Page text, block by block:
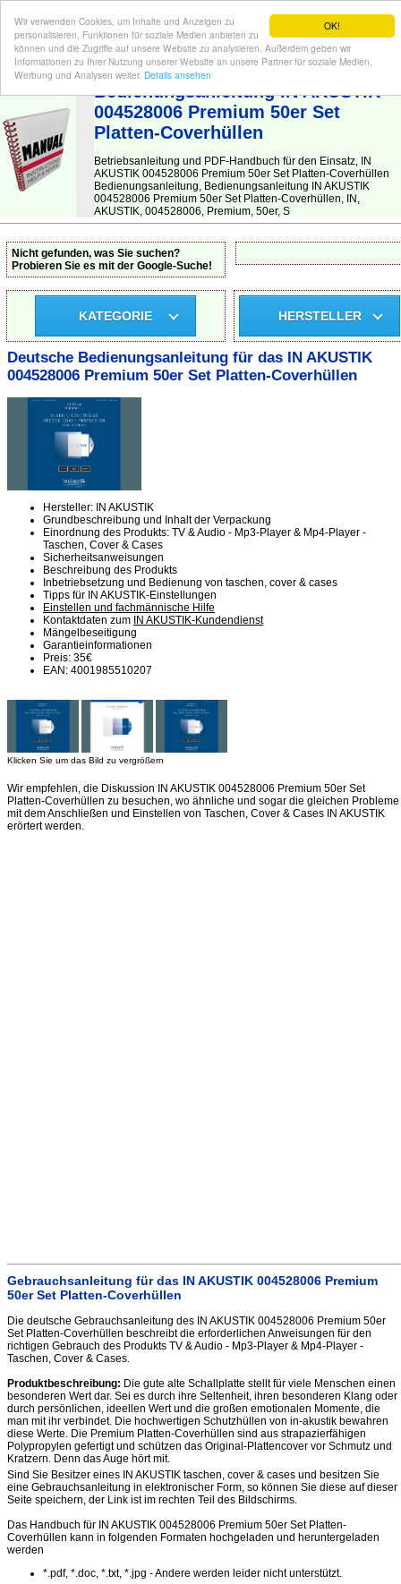
OK!
Wir verwenden Cookies, um Inhalte und Anzeigen zu
personalisieren, Funktionen für soziale Medien anbieten zu
können und die Zugriffe auf unsere Website zu analysieren. Außerdem geben wir
Informationen zu Ihrer Nutzung unserer Website an unsere Partner für soziale Medien,
Werbung und Analysen weiter. Details ansehen
BEDIENUNGSANLEITUNG| Hier finden Sie die deutsche Anleitung!
Bedienungsanleitung IN AKUSTIK
004528006 Premium 50er Set
Platten-Coverhüllen
Betriebsanleitung und PDF-Handbuch für den Einsatz, IN
AKUSTIK 004528006 Premium 50er Set Platten-Coverhüllen
Bedienungsanleitung, Bedienungsanleitung IN AKUSTIK
004528006 Premium 50er Set Platten-Coverhüllen, IN,
AKUSTIK, 004528006, Premium, 50er, S
Nicht gefunden, was Sie suchen?
Probieren Sie es mit der Google-Suche!
KATEGORIE HERSTELLER
Deutsche Bedienungsanleitung für das IN AKUSTIK
004528006 Premium 50er Set Platten-Coverhüllen
Hersteller: IN AKUSTIK
Grundbeschreibung und Inhalt der Verpackung
Einordnung des Produkts: TV & Audio - Mp3-Player & Mp4-Player -
Taschen, Cover & Cases
Sicherheitsanweisungen
Beschreibung des Produkts
Inbetriebsetzung und Bedienung von taschen, cover & cases
Tipps für IN AKUSTIK-Einstellungen
Einstellen und fachmännische Hilfe
Kontaktdaten zum IN AKUSTIK-Kundendienst
Mängelbeseitigung
Garantieinformationen
Preis: 35€
EAN: 4001985510207
Klicken Sie um das Bild zu vergrößern
Wir empfehlen, die Diskussion IN AKUSTIK 004528006 Premium 50er Set
Platten-Coverhüllen zu besuchen, wo ähnliche und sogar die gleichen Probleme
mit dem Anschließen und Einstellen von Taschen, Cover & Cases IN AKUSTIK
erörtert werden.
Gebrauchsanleitung für das IN AKUSTIK 004528006 Premium
50er Set Platten-Coverhüllen
Die deutsche Gebrauchsanleitung des IN AKUSTIK 004528006 Premium 50er
Set Platten-Coverhüllen beschreibt die erforderlichen Anweisungen für den
richtigen Gebrauch des Produkts TV & Audio - Mp3-Player & Mp4-Player -
Taschen, Cover & Cases.
Produktbeschreibung: Die gute alte Schallplatte stellt für viele Menschen einen
besonderen Wert dar. Sei es durch ihre Seltenheit, ihren besonderen Klang oder
durch persönlichen, ideellen Wert und die großen emotionalen Momente, die
man mit ihr verbindet. Die hochwertigen Schutzhüllen von in-akustik bewahren
diese Werte. Die Premium Platten-Coverhüllen sind aus strapazierfähigen
Polypropylen gefertigt und schützen das Original-Plattencover vor Schmutz und
Kratzern. Denn das Auge hört mit.
Sind Sie Besitzer eines IN AKUSTIK taschen, cover & cases und besitzen Sie
eine Gebrauchsanleitung in elektronischer Form, so können Sie diese auf dieser
Seite speichern, der Link ist im rechten Teil des Bildschirms.
Das Handbuch für IN AKUSTIK 004528006 Premium 50er Set Platten-
Coverhüllen kann in folgenden Formaten hochgeladen und heruntergeladen
werden
*.pdf, *.doc, *.txt, *.jpg - Andere werden leider nicht unterstützt.